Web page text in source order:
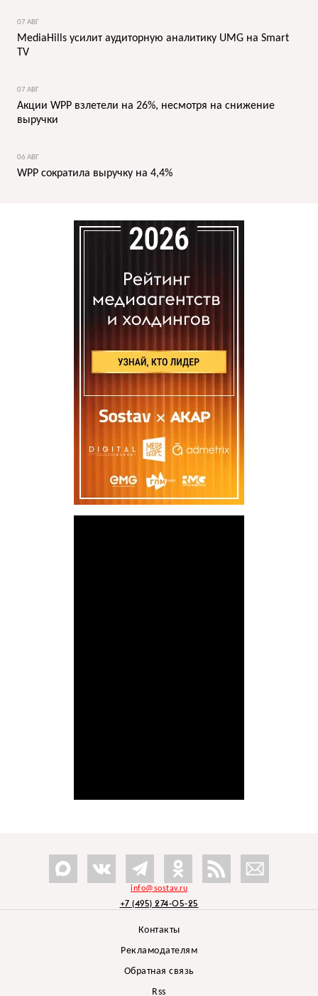
07 АВГ
MediaHills усилит аудиторную аналитику UMG на Smart
TV
07 АВГ
Акции WPP взлетели на 26%, несмотря на снижение
выручки
06 АВГ
WPP сократила выручку на 4,4%
info@sostav.ru
+7 (495) 274-05-25
Контакты
Рекламодателям
Обратная связь
Rss